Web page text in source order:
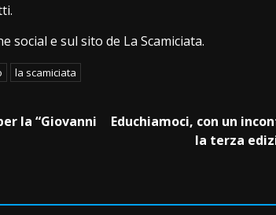
e sul sito de La Scamiciata.
la scamiciata
la “Giovanni
Educhiamoci, con un
la terza